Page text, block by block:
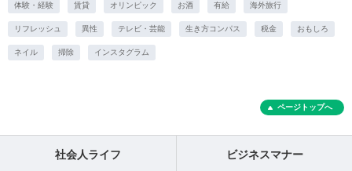
体験・経験 賃貸 オリンピック お酒 有給 海外旅行
リフレッシュ 異性 テレビ・芸能 生き方コンパス 税金 おもしろ
ネイル 掃除 インスタグラム
ページトップへ
社会人ライフ ビジネスマナー